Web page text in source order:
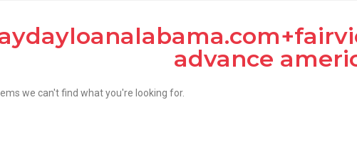
advance
we can't find what you're looking for.